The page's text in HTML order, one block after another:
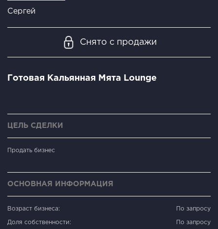
Сергей
Снято с продажи
Готовая Кальянная Мята Lounge
ЦЕЛЬ СДЕЛКИ
Продать бизнес
ОСНОВНАЯ ИНФОРМАЦИЯ
Возраст бизнеса: По запросу
Доля собственности: По запросу